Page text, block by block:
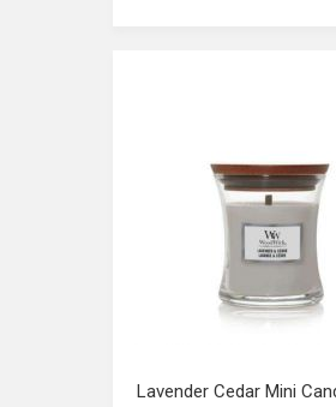
Lavender Cedar Mini